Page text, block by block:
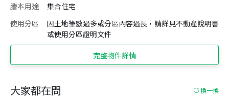
謄本用途
集合住宅
使用分區
因土地筆數過多或分區內容過長，請詳見不動產說明書
或使用分區證明文件
完整物件詳情
大家都在問 換一換